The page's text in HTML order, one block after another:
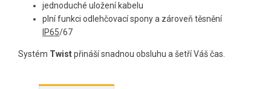
jednoduché uložení kabelu
plní funkci odlehčovací spony a zároveň těsnění
IP65/67
Systém Twistpřináší snadnou obsluhu a šetří Váš čas.